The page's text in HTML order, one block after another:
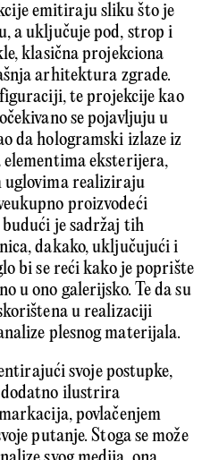
emitiraju sliku što je
a uključuje pod, strop i
klasična projekciona
arhitektura zgrade.
te projekcije kao
se pojavljuju u
da hologramski izlaze iz
eksterijera,
realiziraju
proizvodeći
je sadržaj tih
dakako, uključujući i
bi se reći kako je poprište
u ono galerijsko. Te da su
u realizaciji
plesnog materijala.
svoje postupke,
ilustrira
povlačenjem
putanje. Stoga se može